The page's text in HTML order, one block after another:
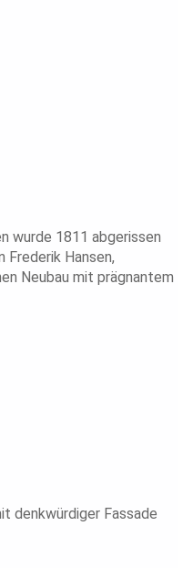
wurde 1811 abgerissen
Frederik Hansen,
Neubau mit prägnantem
denkwürdiger Fassade